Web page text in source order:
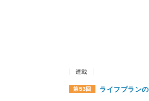
連載
第53回 ライフプラン